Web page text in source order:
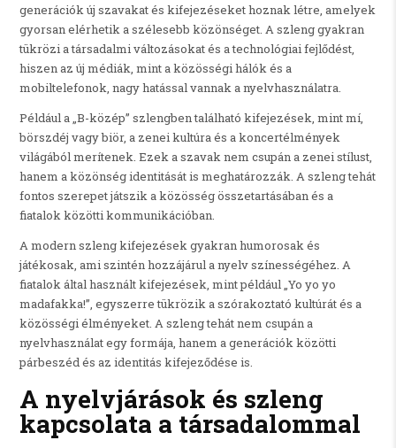
generációk új szavakat és kifejezéseket hoznak létre, amelyek
gyorsan elérhetik a szélesebb közönséget. A szleng gyakran
tükrözi a társadalmi változásokat és a technológiai fejlődést,
hiszen az új médiák, mint a közösségi hálók és a
mobiltelefonok, nagy hatással vannak a nyelvhasználatra.
Például a „B-közép” szlengben található kifejezések, mint mí,
börszdéj vagy biör, a zenei kultúra és a koncertélmények
világából merítenek. Ezek a szavak nem csupán a zenei stílust,
hanem a közönség identitását is meghatározzák. A szleng tehát
fontos szerepet játszik a közösség összetartásában és a
fiatalok közötti kommunikációban.
A modern szleng kifejezések gyakran humorosak és
játékosak, ami szintén hozzájárul a nyelv színességéhez. A
fiatalok által használt kifejezések, mint például „Yo yo yo
madafakka!”, egyszerre tükrözik a szórakoztató kultúrát és a
közösségi élményeket. A szleng tehát nem csupán a
nyelvhasználat egy formája, hanem a generációk közötti
párbeszéd és az identitás kifejeződése is.
A nyelvjárások és szleng
kapcsolata a társadalommal